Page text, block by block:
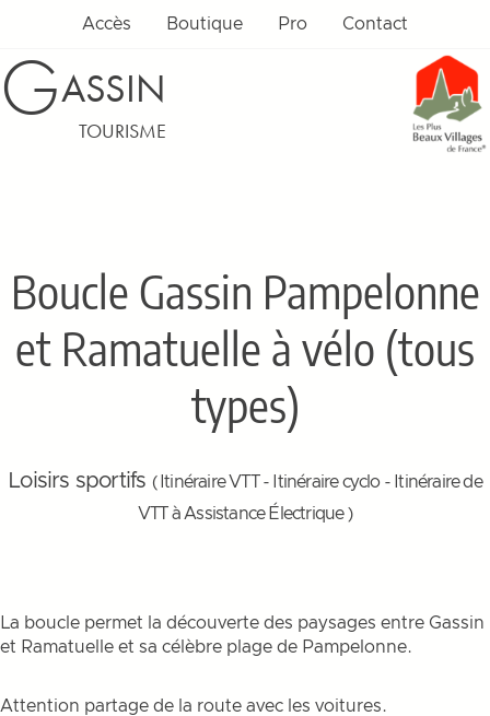
Accès Boutique Pro Contact
GASSIN
TOURISME
Boucle Gassin Pampelonne
et Ramatuelle à vélo (tous
types)
Loisirs sportifs ( Itinéraire VTT - Itinéraire cyclo - Itinéraire de
VTT à Assistance Électrique )
La boucle permet la découverte des paysages entre Gassin
et Ramatuelle et sa célèbre plage de Pampelonne.
Attention partage de la route avec les voitures.